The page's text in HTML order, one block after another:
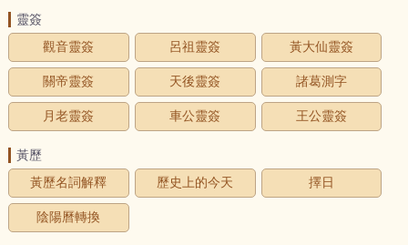
靈簽
觀音靈簽
呂祖靈簽 黃大仙靈簽
關帝靈簽 天後靈簽 諸葛測字
月老靈簽 車公靈簽 王公靈簽
黃歷
黃歷名詞解釋
歷史上的今天 擇日
陰陽曆轉換